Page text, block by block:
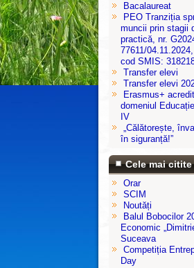
Bacalaureat
PEO Tranziția
muncii prin stagii
practică, nr.
77611/04.11.2024,
cod SMIS:
Transfer elevi
Transfer elevi
Erasmus+
domeniul
IV
„Călătorește,
în siguranță!”
Cele mai
Orar
SCIM
Noutăți
Balul Bobocilor
Economic
Suceava
Competiția
Day